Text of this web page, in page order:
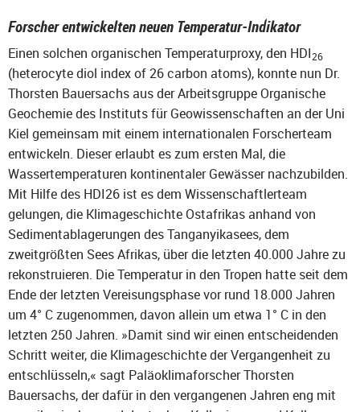
Forscher entwickelten neuen Temperatur-Indikator
Einen solchen organischen Temperaturproxy, den HDI26
(heterocyte diol index of 26 carbon atoms), konnte nun Dr.
Thorsten Bauersachs aus der Arbeitsgruppe Organische
Geochemie des Instituts für Geowissenschaften an der Uni
Kiel gemeinsam mit einem internationalen Forscherteam
entwickeln. Dieser erlaubt es zum ersten Mal, die
Wassertemperaturen kontinentaler Gewässer nachzubilden.
Mit Hilfe des HDI26 ist es dem Wissenschaftlerteam
gelungen, die Klimageschichte Ostafrikas anhand von
Sedimentablagerungen des Tanganyikasees, dem
zweitgrößten Sees Afrikas, über die letzten 40.000 Jahre zu
rekonstruieren. Die Temperatur in den Tropen hatte seit dem
Ende der letzten Vereisungsphase vor rund 18.000 Jahren
um 4° C zugenommen, davon allein um etwa 1° C in den
letzten 250 Jahren. »Damit sind wir einen entscheidenden
Schritt weiter, die Klimageschichte der Vergangenheit zu
entschlüsseln,« sagt Paläoklimaforscher Thorsten
Bauersachs, der dafür in den vergangenen Jahren eng mit